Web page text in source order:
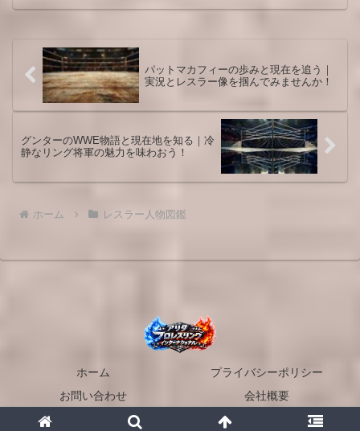
パットマカフィーの歩みと現在を追う｜
実況とレスラー像を掴んでみませんか！
グンターのWWE物語と現在地を知る｜冷
静なリング将軍の魅力を味わおう！
ホーム レスラー人物図鑑
ホーム
プライバシーポリシー
お問い合わせ
会社概要
© 2026 アリタプロレスリングインターナショナル.